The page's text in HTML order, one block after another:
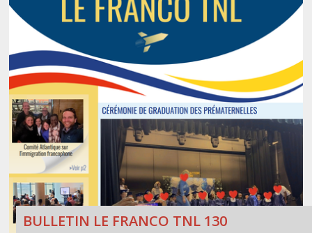
BULLETIN LE FRANCO TNL 130